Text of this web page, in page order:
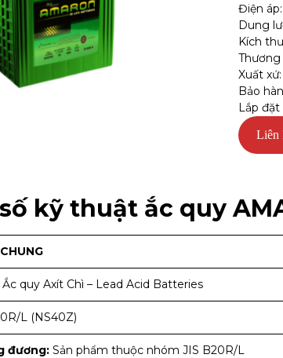
Điện áp:
Dung
Kích
Xuất
Bảo
Lắp
Liên
kỹ thuật ắc quy
Ắc quy Axít Chì – Lead Acid Batteries
L (NS40Z)
đương: Sản phẩm thuộc nhóm JIS B20R/L